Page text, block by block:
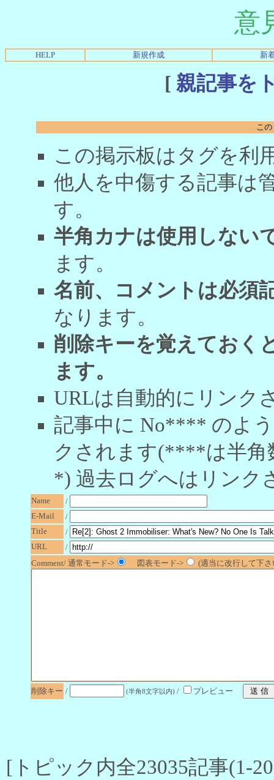
意
HELP 新規作成 新
[ 親記事を
こ
この掲示板はタグを利
他人を中傷する記事は
す。
半角カナは使用しない
ます。
名前、コメントは必須
なります。
削除キーを覚えておく
ます。
URLは自動的にリンク
記事中に No**** のよ
クされます(****は半角
*) 過去ログへはリンク
Name
/
E-Mail
/
Title
/
URL
/
Comment/ 通常モード->
図表モード-> (適当に改行して下
削除キー / (半角8文字以内) / プレビュー
[トピック内全23035記事(1-